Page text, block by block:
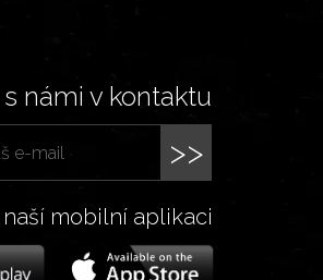
námi v kontaktu
>>
mobilní aplikaci